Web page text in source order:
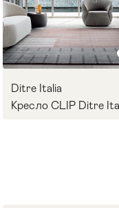
Ditre Italia
Кресло CLIP Ditre